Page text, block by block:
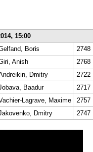
15:00
Boris
2748
Anish
2768
Dmitry
2722
Baadur
2717
Lagrave, Maxime
2757
Dmitry 2747